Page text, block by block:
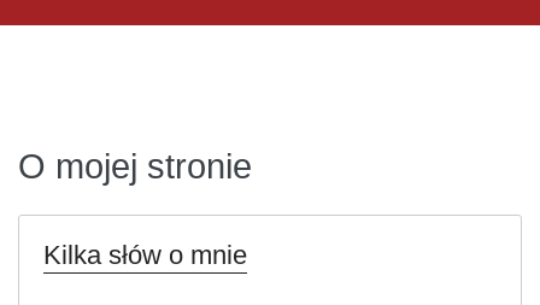
O mojej stronie
Kilka słów o mnie